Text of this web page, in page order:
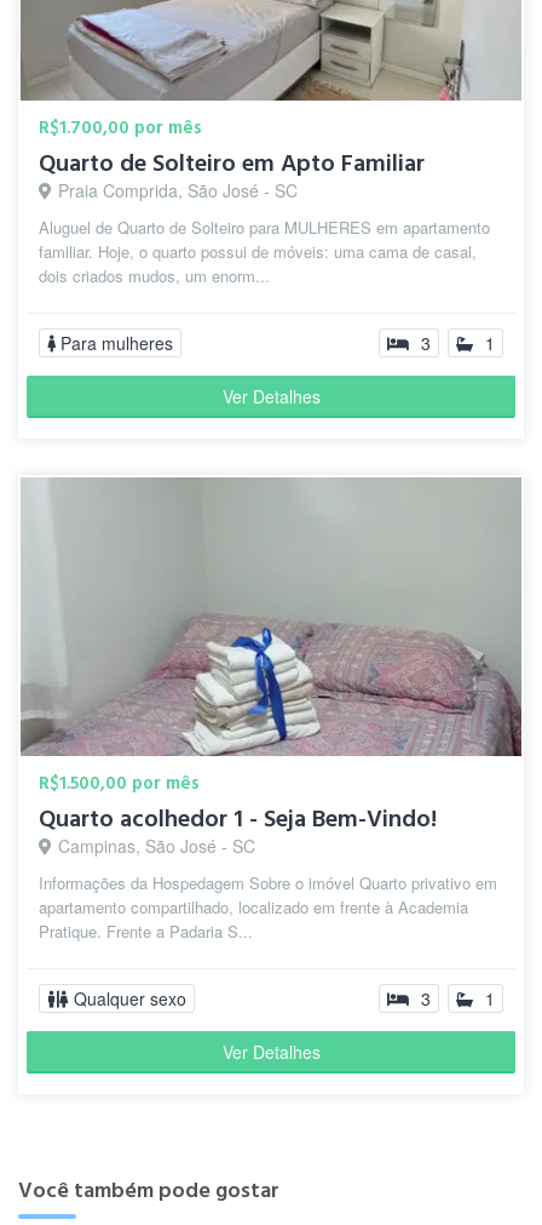
R$1.700,00 por mês
Quarto de Solteiro em Apto Familiar
Praia Comprida, São José - SC
Aluguel de Quarto de Solteiro para MULHERES em apartamento
familiar. Hoje, o quarto possui de móveis: uma cama de casal,
dois criados mudos, um enorm...
Para mulheres 3 1
Ver Detalhes
R$1.500,00 por mês
Quarto acolhedor 1 - Seja Bem-Vindo!
Campinas, São José - SC
Informações da Hospedagem Sobre o imóvel Quarto privativo em
apartamento compartilhado, localizado em frente à Academia
Pratique. Frente a Padaria S...
Qualquer sexo 3 1
Ver Detalhes
Você também pode gostar